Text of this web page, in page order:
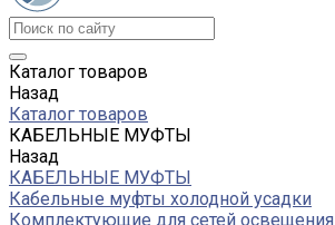
Каталог товаров
Назад
Каталог товаров
КАБЕЛЬНЫЕ МУФТЫ
Назад
КАБЕЛЬНЫЕ МУФТЫ
Кабельные муфты холодной усадки
Комплектующие для сетей освещения